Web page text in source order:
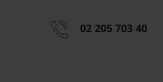
02 205 703 40